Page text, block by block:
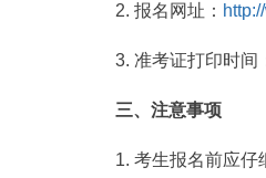
2. 报名网址：
3. 准考证打印时间
三、注意事项
1. 考生报名前应仔细